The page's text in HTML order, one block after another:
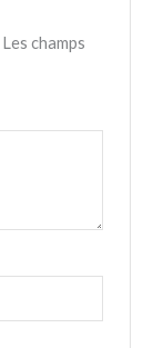
Les champs